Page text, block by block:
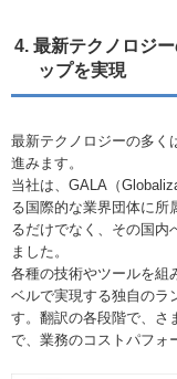
4. 最新テクノロジ
ップを実現
最新テクノロジーの多く
進みます。
当社は、GALA（
る国際的な業界団体に所
るだけでなく、その国内
ました。
各種の技術やツールを組
ベルで実現する独自のラ
す。翻訳の各段階で、さ
で、業務のコストパフォ